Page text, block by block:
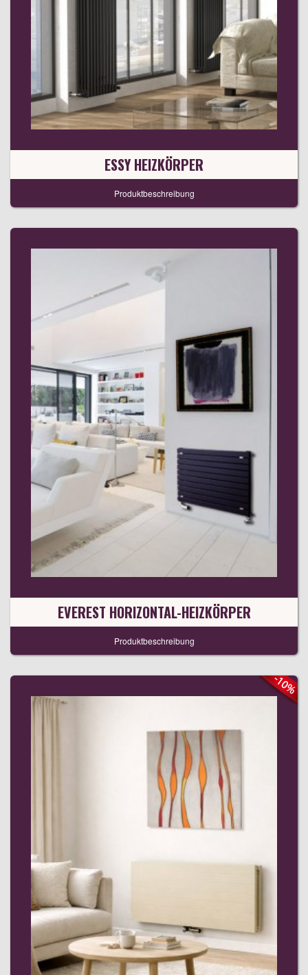
ESSY HEIZKÖRPER
Produktbeschreibung
EVEREST HORIZONTAL-HEIZKÖRPER
Produktbeschreibung